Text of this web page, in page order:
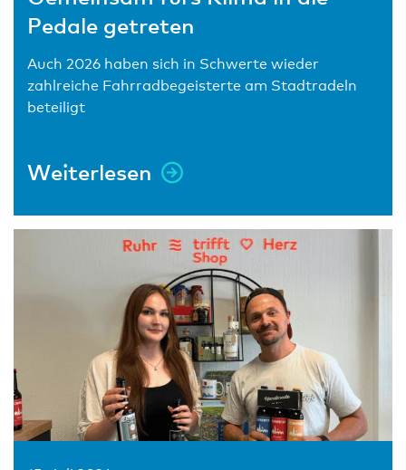
Pedale getreten
Auch 2026 haben sich in Schwerte wieder
zahlreiche Fahrradbegeisterte am Stadtradeln
beteiligt
Weiterlesen